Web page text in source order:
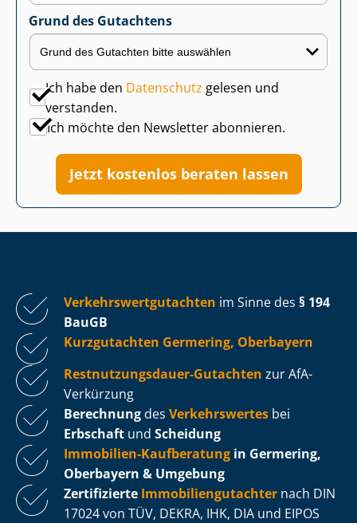
Grund des Gutachtens
Ich habe den Datenschutz gelesen und
verstanden.
Ich möchte den Newsletter abonnieren.
Jetzt kostenlos beraten lassen
Ver­kehrs­wert­gut­ach­ten im Sinne des § 194
BauGB
Kurzgutachten Germering, Oberbayern
Rest­nut­zungs­dau­er-Gutachten zur AfA-
Verkürzung
Berechnung des Verkehrswertes bei
Erbschaft und Scheidung
Immobilien-Kaufberatung in Germering,
Oberbayern & Umgebung
Zertifizierte Im­mo­bi­li­en­gut­ach­ter nach DIN
17024 von TÜV, DEKRA, IHK, DIA und EIPOS